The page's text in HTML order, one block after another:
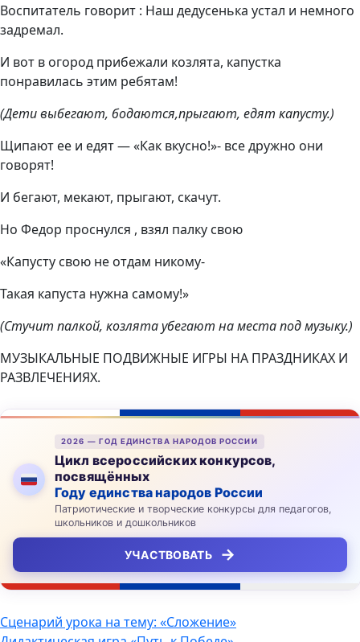
Воспитатель говорит : Наш дедусенька устал и немного
задремал.
И вот в огород прибежали козлята, капустка
понравилась этим ребятам!
(Дети выбегают, бодаются,прыгают, едят капусту.)
Щипают ее и едят — «Как вкусно!»- все дружно они
говорят!
И бегают, мекают, прыгают, скачут.
Но Федор проснулся , взял палку свою
«Капусту свою не отдам никому-
Такая капуста нужна самому!»
(Стучит палкой, козлята убегают на места под музыку.)
МУЗЫКАЛЬНЫЕ ПОДВИЖНЫЕ ИГРЫ НА ПРАЗДНИКАХ И
РАЗВЛЕЧЕНИЯХ.
2026 — ГОД ЕДИНСТВА НАРОДОВ РОССИИ
Цикл всероссийских конкурсов,
посвящённых
Году единства народов России
Патриотические и творческие конкурсы для педагогов,
школьников и дошкольников
УЧАСТВОВАТЬ →
Навигация
Сценарий урока на тему: «Сложение»